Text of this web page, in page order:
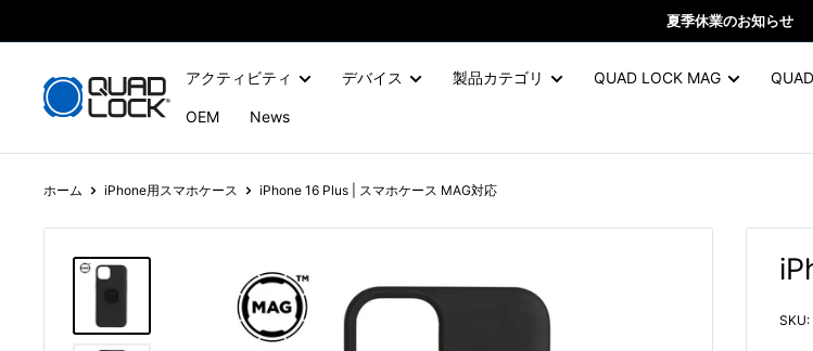
ン
に
夏季休業のお知らせ
アクティビティ デバイス 製品カテゴリ QUAD LOCK MAG
OEM News
ホーム iPhone用スマホケース iPhone 16 Plus | スマホケース MAG対応
SKU: